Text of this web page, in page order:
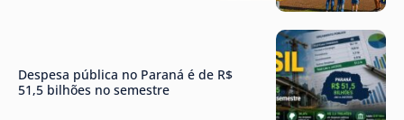
Despesa pública no Paraná é de R$
51,5 bilhões no semestre